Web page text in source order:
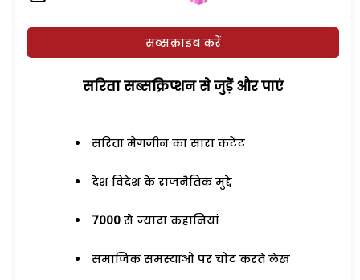
सब्सक्राइब करें
सरिता सब्सक्रिप्शन से जुड़ेें और पाएं
सरिता मैगजीन का सारा कंटेंट
देश विदेश के राजनैतिक मुद्दे
7000 से ज्यादा कहानियां
समाजिक समस्याओं पर चोट करते लेख